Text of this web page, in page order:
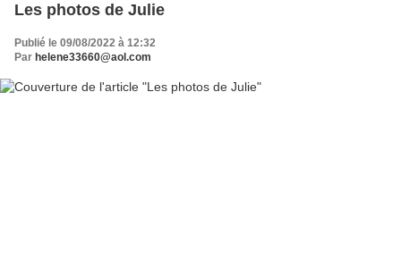
Les photos de Julie
Publié le 09/08/2022 à 12:32
Par helene33660@aol.com